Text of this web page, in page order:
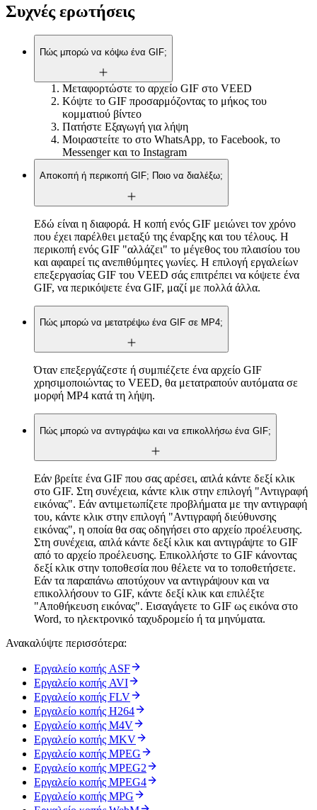
Συχνές ερωτήσεις
Πώς μπορώ να κόψω ένα GIF;
Μεταφορτώστε το αρχείο GIF στο VEED
Κόψτε το GIF προσαρμόζοντας το μήκος του
κομματιού βίντεο
Πατήστε Εξαγωγή για λήψη
Μοιραστείτε το στο WhatsApp, το Facebook, το
Messenger και το Instagram
Αποκοπή ή περικοπή GIF; Ποιο να διαλέξω;
Εδώ είναι η διαφορά. Η κοπή ενός GIF μειώνει τον χρόνο
που έχει παρέλθει μεταξύ της έναρξης και του τέλους. Η
περικοπή ενός GIF "αλλάζει" το μέγεθος του πλαισίου του
και αφαιρεί τις ανεπιθύμητες γωνίες. Η επιλογή εργαλείων
επεξεργασίας GIF του VEED σάς επιτρέπει να κόψετε ένα
GIF, να περικόψετε ένα GIF, μαζί με πολλά άλλα.
Πώς μπορώ να μετατρέψω ένα GIF σε MP4;
Όταν επεξεργάζεστε ή συμπιέζετε ένα αρχείο GIF
χρησιμοποιώντας το VEED, θα μετατραπούν αυτόματα σε
μορφή MP4 κατά τη λήψη.
Πώς μπορώ να αντιγράψω και να επικολλήσω ένα GIF;
Εάν βρείτε ένα GIF που σας αρέσει, απλά κάντε δεξί κλικ
στο GIF. Στη συνέχεια, κάντε κλικ στην επιλογή "Αντιγραφή
εικόνας". Εάν αντιμετωπίζετε προβλήματα με την αντιγραφή
του, κάντε κλικ στην επιλογή "Αντιγραφή διεύθυνσης
εικόνας", η οποία θα σας οδηγήσει στο αρχείο προέλευσης.
Στη συνέχεια, απλά κάντε δεξί κλικ και αντιγράψτε το GIF
από το αρχείο προέλευσης. Επικολλήστε το GIF κάνοντας
δεξί κλικ στην τοποθεσία που θέλετε να το τοποθετήσετε.
Εάν τα παραπάνω αποτύχουν να αντιγράψουν και να
επικολλήσουν το GIF, κάντε δεξί κλικ και επιλέξτε
"Αποθήκευση εικόνας". Εισαγάγετε το GIF ως εικόνα στο
Word, το ηλεκτρονικό ταχυδρομείο ή τα μηνύματα.
Ανακαλύψτε περισσότερα:
Εργαλείο κοπής ASF
Εργαλείο κοπής AVI
Εργαλείο κοπής FLV
Εργαλείο κοπής H264
Εργαλείο κοπής M4V
Εργαλείο κοπής MKV
Εργαλείο κοπής MPEG
Εργαλείο κοπής MPEG2
Εργαλείο κοπής MPEG4
Εργαλείο κοπής MPG